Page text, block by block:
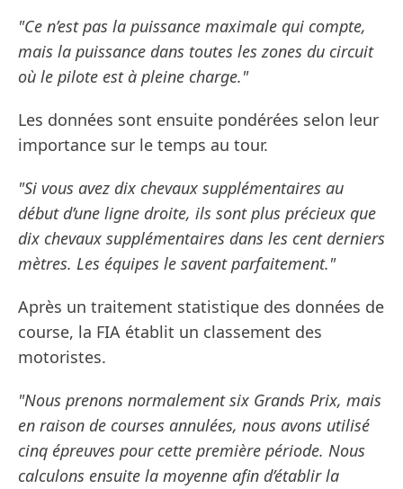
"Ce n’est pas la puissance maximale qui compte,
mais la puissance dans toutes les zones du circuit
où le pilote est à pleine charge."
Les données sont ensuite pondérées selon leur
importance sur le temps au tour.
"Si vous avez dix chevaux supplémentaires au
début d’une ligne droite, ils sont plus précieux que
dix chevaux supplémentaires dans les cent derniers
mètres. Les équipes le savent parfaitement."
Après un traitement statistique des données de
course, la FIA établit un classement des
motoristes.
"Nous prenons normalement six Grands Prix, mais
en raison de courses annulées, nous avons utilisé
cinq épreuves pour cette première période. Nous
calculons ensuite la moyenne afin d’établir la